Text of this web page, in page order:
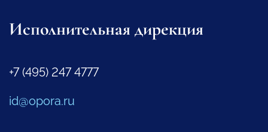
Исполнительная дирекция
+7 (495) 247 4777
id@opora.ru